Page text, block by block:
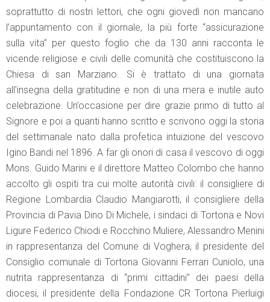
soprattutto di nostri lettori, che ogni giovedì non mancano
l’appuntamento con il giornale, la più forte “assicurazione
sulla vita” per questo foglio che da 130 anni racconta le
vicende religiose e civili delle comunità che costituiscono la
Chiesa di san Marziano. Si è trattato di una giornata
all’insegna della gratitudine e non di una mera e inutile auto
celebrazione. Un’occasione per dire grazie primo di tutto al
Signore e poi a quanti hanno scritto e scrivono oggi la storia
del settimanale nato dalla profetica intuizione del vescovo
Igino Bandi nel 1896. A far gli onori di casa il vescovo di oggi
Mons. Guido Marini e il direttore Matteo Colombo che hanno
accolto gli ospiti tra cui molte autorità civili: il consigliere di
Regione Lombardia Claudio Mangiarotti, il consigliere della
Provincia di Pavia Dino Di Michele, i sindaci di Tortona e Novi
Ligure Federico Chiodi e Rocchino Muliere, Alessandro Menini
in rappresentanza del Comune di Voghera, il presidente del
Consiglio comunale di Tortona Giovanni Ferrari Cuniolo, una
nutrita rappresentanza di “primi cittadini” dei paesi della
diocesi, il presidente della Fondazione CR Tortona Pierluigi